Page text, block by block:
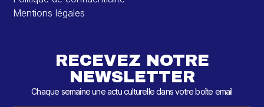
Mentions légales
RECEVEZ NOTRE
NEWSLETTER
Chaque semaine une actu culturelle dans votre boîte email